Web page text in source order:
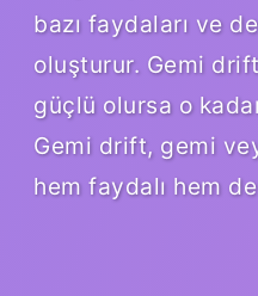
bazı faydaları ve
oluşturur. Gemi
güçlü olursa o
Gemi drift, gemi
hem faydalı hem